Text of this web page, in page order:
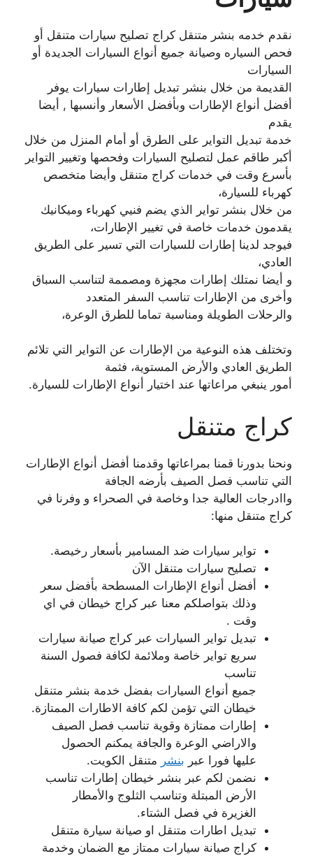
نقدم خدمه بنشر متنقل كراج تصليح سيارات متنقل أو
فحص السياره وصيانة جميع أنواع السيارات الجديدة أو
السيارات
القديمة من خلال بنشر تبديل إطارات سيارات يوفر
أفضل أنواع الإطارات وبأفضل الأسعار وأنسبها , أيضا
يقدم
خدمة تبديل التواير على الطرق أو أمام المنزل من خلال
أكبر طاقم عمل لتصليح السيارات وفحصها وتغيير التواير
بأسرع وقت في خدمات كراج متنقل وأيضا متخصص
كهرباء للسيارة،
من خلال بنشر تواير الذي يضم فنيي كهرباء وميكانيك
يقدمون خدمات خاصة في تغيير الإطارات،
فيوجد لدينا إطارات للسيارات التي تسير على الطريق
العادي،
و أيضا نمتلك إطارات مجهزة ومصممة لتناسب السباق
وأخرى من الإطارات تناسب السفر المتعدد
والرحلات الطويلة ومناسبة تماما للطرق الوعرة،
وتختلف هذه النوعية من الإطارات عن التواير التي تلائم
الطريق العادي والأرض المستوية، فثمة
أمور ينبغي مراعاتها عند اختيار أنواع الإطارات للسيارة.
كراج متنقل
ونحنا بدورنا قمنا بمراعاتها وقدمنا أفضل أنواع الإطارات
التي تناسب فصل الصيف بأرضه الجافة
واادرجات العالية جدا وخاصة في الصحراء و وفرنا في
كراج متنقل منها:
تواير سيارات ضد المسامير بأسعار رخيصة.
تصليح سيارات متنقل الآن
أفضل أنواع الإطارات المسطحة بأفضل سعر
وذلك بتواصلكم معنا عبر كراج خيطان في اي
وقت .
تبديل تواير السيارات عبر كراج صيانة سيارات
سريع تواير خاصة وملائمة لكافة فصول السنة
تناسب
جميع أنواع السيارات بفضل خدمة بنشر متنقل
خيطان التي تؤمن لكم كافة الاطارات الممتازة.
إطارات ممتازة وقوية تناسب فصل الصيف
والاراضي الوعرة والجافة يمكنم الحصول
عليها فورا عبر بنشر متنقل الكويت.
نضمن لكم عبر بنشر خيطان إطارات تناسب
الأرض المبتلة وتناسب الثلوج والأمطار
الغزيرة في فصل الشتاء.
تبديل اطارات متنقل او صيانة سيارة متنقل
كراج صيانة سيارات ممتاز مع الضمان وخدمة